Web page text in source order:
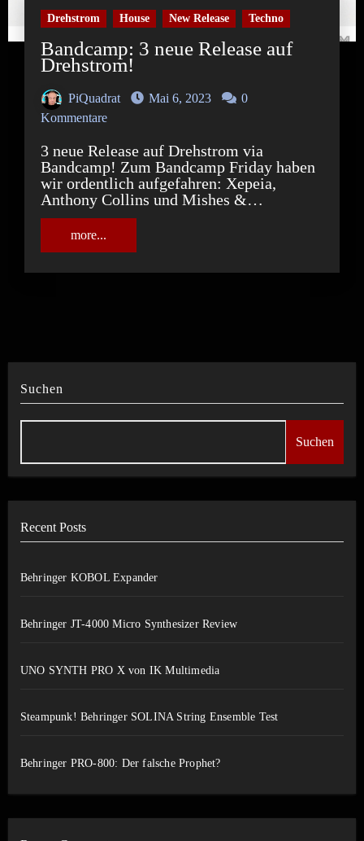
Drehstrom House New Release Techno
Bandcamp: 3 neue Release auf
Drehstrom!
PiQuadrat Mai 6, 2023
0
Kommentare
3 neue Release auf Drehstrom via
Bandcamp! Zum Bandcamp Friday haben
wir ordentlich aufgefahren: Xepeia,
Anthony Collins und Mishes &…
more...
Suchen
Suchen
Recent Posts
Behringer KOBOL Expander
Behringer JT-4000 Micro Synthesizer Review
UNO SYNTH PRO X von IK Multimedia
Steampunk! Behringer SOLINA String Ensemble Test
Behringer PRO-800: Der falsche Prophet?